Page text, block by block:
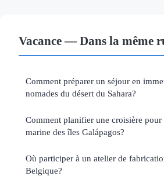
Vacance — Dans la même
Comment préparer un séjour en
nomades du désert du Sahara?
Comment planifier une croisière
marine des îles Galápagos?
Où participer à un atelier de
Belgique?